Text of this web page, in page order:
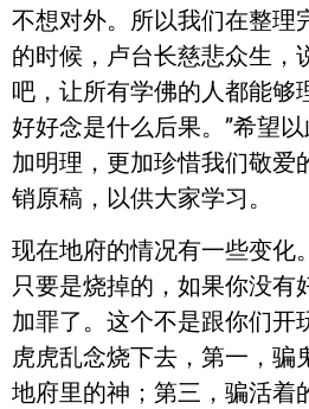
不想对外。所以我们在整理
的时候，卢台长慈悲众生，
吧，让所有学佛的人都能够
好好念是什么后果。”希望
加明理，更加珍惜我们敬爱
销原稿，以供大家学习。
现在地府的情况有一些变化
只要是烧掉的，如果你没有
加罪了。这个不是跟你们开
虎虎乱念烧下去，第一，骗
地府里的神；第三，骗活着